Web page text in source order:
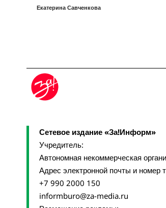
Екатерина Савченкова
Сетевое издание «За!Информ»
Учредитель:
Автономная некоммерческая
Адрес электронной почты и номер
+7 990 2000 150
informburo@za-media.ru